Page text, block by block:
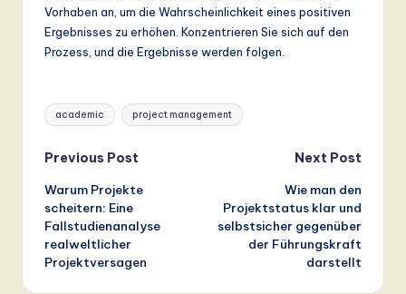
Vorhaben an, um die Wahrscheinlichkeit eines positiven
Ergebnisses zu erhöhen. Konzentrieren Sie sich auf den
Prozess, und die Ergebnisse werden folgen.
Tags:
academic project management
Post
navigation
Previous Post
Warum Projekte
scheitern: Eine
Fallstudienanalyse
realweltlicher
Projektversagen
Next Post
Wie man den
Projektstatus klar und
selbstsicher gegenüber
der Führungskraft
darstellt